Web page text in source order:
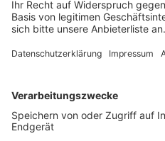
um ihn zu stoppen, habe er
Portemonnaie klauen.
auch nicht gefunden.
Anzeige